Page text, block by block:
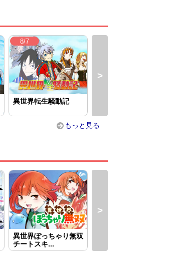
8/7
異世界転生騒動記
もっと見る
異世界ぽっちゃり無双
チートスキ...